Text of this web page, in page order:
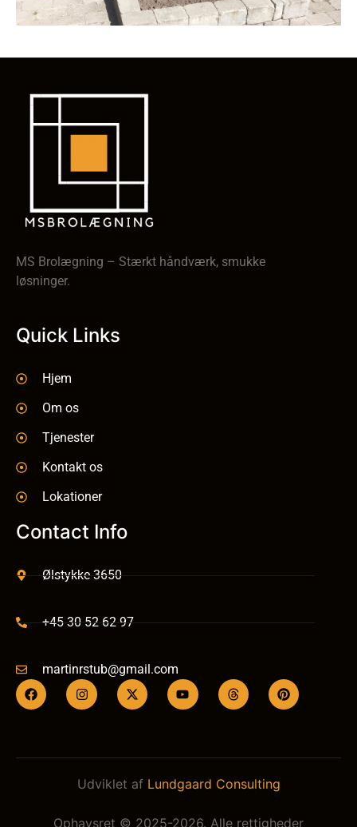
MS Brolægning – Stærkt håndværk, smukke
løsninger.
Quick Links
Hjem
Om os
Tjenester
Kontakt os
Lokationer
Contact Info
Ølstykke 3650
+45 30 52 62 97
martinrstub@gmail.com
Udviklet af Lundgaard Consulting
Ophavsret © 2025-2026. Alle rettigheder